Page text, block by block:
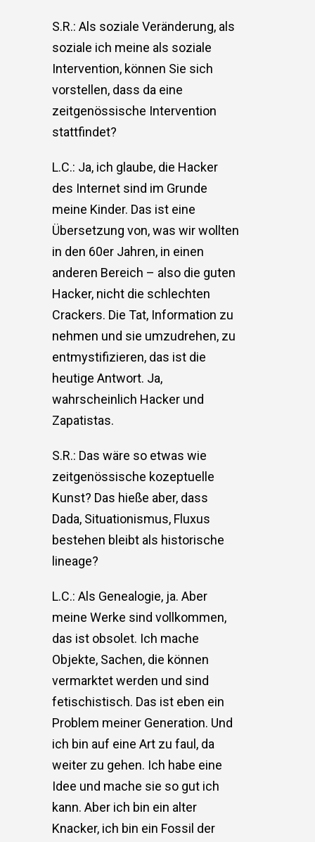
S.R.: Als soziale Veränderung, als
soziale ich meine als soziale
Intervention, können Sie sich
vorstellen, dass da eine
zeitgenössische Intervention
stattfindet?
L.C.: Ja, ich glaube, die Hacker
des Internet sind im Grunde
meine Kinder. Das ist eine
Übersetzung von, was wir wollten
in den 60er Jahren, in einen
anderen Bereich – also die guten
Hacker, nicht die schlechten
Crackers. Die Tat, Information zu
nehmen und sie umzudrehen, zu
entmystifizieren, das ist die
heutige Antwort. Ja,
wahrscheinlich Hacker und
Zapatistas.
S.R.: Das wäre so etwas wie
zeitgenössische kozeptuelle
Kunst? Das hieße aber, dass
Dada, Situationismus, Fluxus
bestehen bleibt als historische
lineage?
L.C.: Als Genealogie, ja. Aber
meine Werke sind vollkommen,
das ist obsolet. Ich mache
Objekte, Sachen, die können
vermarktet werden und sind
fetischistisch. Das ist eben ein
Problem meiner Generation. Und
ich bin auf eine Art zu faul, da
weiter zu gehen. Ich habe eine
Idee und mache sie so gut ich
kann. Aber ich bin ein alter
Knacker, ich bin ein Fossil der